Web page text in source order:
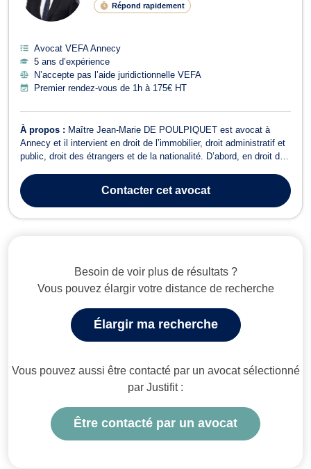
Répond rapidement
Avocat VEFA Annecy
5 ans d’expérience
N’accepte pas l’aide juridictionnelle VEFA
Premier rendez-vous de 1h à 175€ HT
À propos : Maître Jean-Marie DE POULPIQUET est avocat à
Annecy et il intervient en droit de l’immobilier, droit administratif et
public, droit des étrangers et de la nationalité. D’abord, en droit de
pour traiter les dossiers relevant de la vente ou la location d’un
bien imme...
Contactercet avocat
Besoin de voir plus de résultats ?
Vous pouvez élargir votre distance de recherche
Élargir ma recherche
Vous pouvez aussi être contacté par un avocat sélectionné
par Justifit :
Être contacté par un avocat